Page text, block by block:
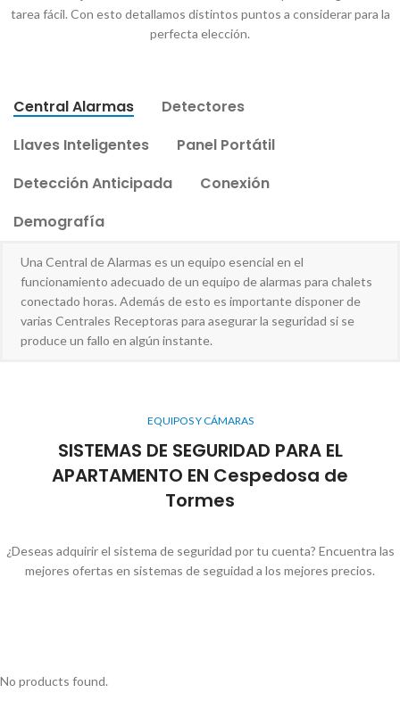
tarea fácil. Con esto detallamos distintos puntos a considerar para la
perfecta elección.
Central Alarmas
Detectores
Llaves Inteligentes
Panel Portátil
Detección Anticipada
Conexión
Demografía
Una Central de Alarmas es un equipo esencial en el
funcionamiento adecuado de un equipo de alarmas para chalets
conectado horas. Además de esto es importante disponer de
varias Centrales Receptoras para asegurar la seguridad si se
produce un fallo en algún instante.
EQUIPOS Y CÁMARAS
SISTEMAS DE SEGURIDAD PARA EL
APARTAMENTO EN Cespedosa de
Tormes
¿Deseas adquirir el sistema de seguridad por tu cuenta? Encuentra las
mejores ofertas en sistemas de seguidad a los mejores precios.
No products found.